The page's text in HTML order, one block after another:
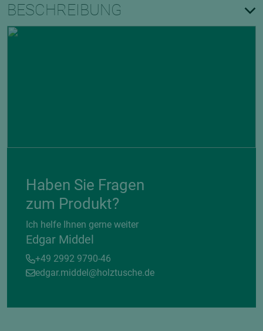
BESCHREIBUNG
Haben Sie Fragen
zum Produkt?
Ich helfe Ihnen gerne weiter
Edgar Middel
+49 2992 9790-46
edgar.middel@holztusche.de